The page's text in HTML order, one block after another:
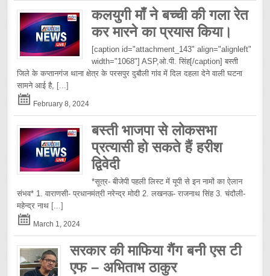
कलयुगी माँ ने बच्ची की गला रेत
कर मारने का प्रयास किया।
[caption id="attachment_143" align="alignleft"
width="1068"] ASP,ओ.पी. सिंह[/caption] बस्ती
जिले के कप्तानगंज थाना क्षेत्र के परसपुर दुबौली गांव में दिल दहला देने वाली घटना
सामने आई है, [...]
February 8, 2024
बस्ती भाजपा से लोकसभा
प्रत्यासी हो सकते हैं हरीश
द्विवेदी
*सूत्र- बीजेपी पहली लिस्ट में यूपी से इन नामों का ऐलान
संभव* 1. वाराणसी- प्रधानमंत्री नरेन्द्र मोदी 2. लखनऊ- राजनाथ सिंह 3. चंदौली-
महेन्द्र नाथ [...]
March 1, 2024
सरकार की माफिया गैंग बनी एस टी
एफ – अभिताभ ठाकुर